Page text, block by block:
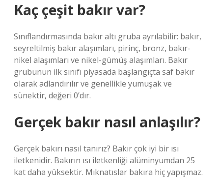
Kaç çeşit bakır var?
Sınıflandırmasında bakır altı gruba ayrılabilir: bakır,
seyreltilmiş bakır alaşımları, pirinç, bronz, bakır-
nikel alaşımları ve nikel-gümüş alaşımları. Bakır
grubunun ilk sınıfı piyasada başlangıçta saf bakır
olarak adlandırılır ve genellikle yumuşak ve
sünektir, değeri 0’dır.
Gerçek bakır nasıl anlaşılır?
Gerçek bakırı nasıl tanırız? Bakır çok iyi bir ısı
iletkenidir. Bakırın ısı iletkenliği alüminyumdan 25
kat daha yüksektir. Mıknatıslar bakıra hiç yapışmaz.